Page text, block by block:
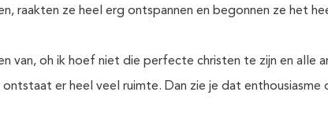
raakten ze heel erg ontspannen en begonnen ze het
van, oh ik hoef niet die perfecte christen te zijn en alle
er heel veel ruimte. Dan zie je dat